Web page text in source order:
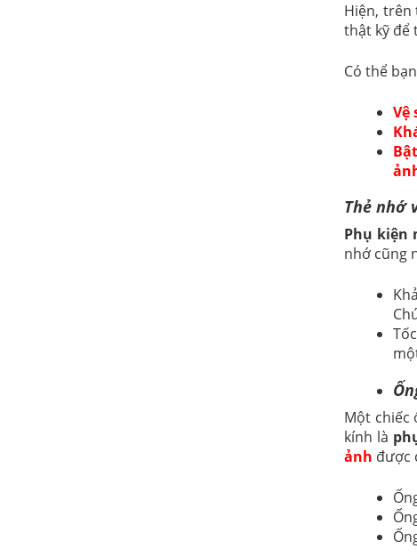
Hiện, trên
thật kỹ để
Có thể
Vệ
Thẻ nhớ
Phụ kiện
nhớ cũng
Một chiếc
kính là
ảnh được